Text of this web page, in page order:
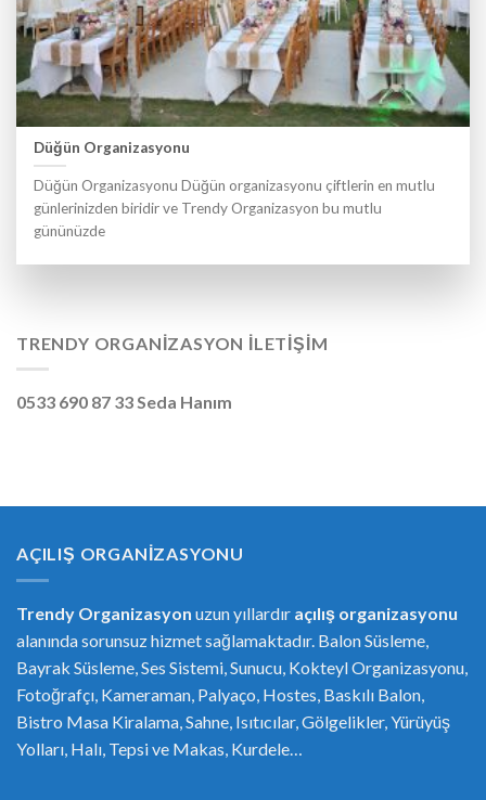
Düğün Organizasyonu
Düğün Organizasyonu Düğün organizasyonu çiftlerin en mutlu
günlerinizden biridir ve Trendy Organizasyon bu mutlu
gününüzde
TRENDY ORGANIZASYON İLETIŞIM
0533 690 87 33 Seda Hanım
AÇILIŞ ORGANIZASYONU
Trendy Organizasyon uzun yıllardır açılış organizasyonu
alanında sorunsuz hizmet sağlamaktadır. Balon Süsleme,
Bayrak Süsleme, Ses Sistemi, Sunucu, Kokteyl Organizasyonu,
Fotoğrafçı, Kameraman, Palyaço, Hostes, Baskılı Balon,
Bistro Masa Kiralama, Sahne, Isıtıcılar, Gölgelikler, Yürüyüş
Yolları, Halı, Tepsi ve Makas, Kurdele…